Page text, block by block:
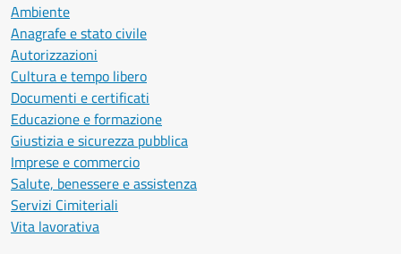
Ambiente
Anagrafe e stato civile
Autorizzazioni
Cultura e tempo libero
Documenti e certificati
Educazione e formazione
Giustizia e sicurezza pubblica
Imprese e commercio
Salute, benessere e assistenza
Servizi Cimiteriali
Vita lavorativa